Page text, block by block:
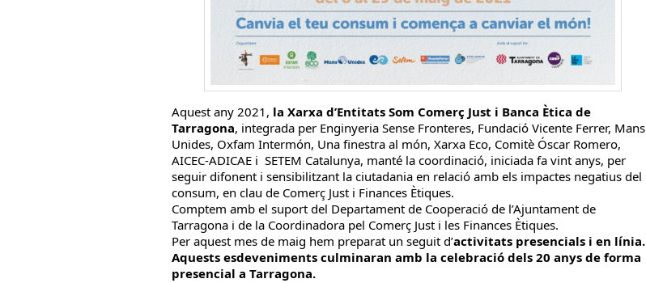
Aquest any 2021, la Xarxa d’Entitats Som Comerç Just i Banca Ètica de
Tarragona, integrada per Enginyeria Sense Fronteres, Fundació Vicente Ferrer, Mans
Unides, Oxfam Intermón, Una finestra al món, Xarxa Eco, Comitè Óscar Romero,
AICEC-ADICAE i SETEM Catalunya, manté la coordinació, iniciada fa vint anys, per
seguir difonent i sensibilitzant la ciutadania en relació amb els impactes negatius del
consum, en clau de Comerç Just i Finances Ètiques.
Comptem amb el suport del Departament de Cooperació de l’Ajuntament de
Tarragona i de la Coordinadora pel Comerç Just i les Finances Ètiques.
Per aquest mes de maig hem preparat un seguit d’activitats presencials i en línia.
Aquests esdeveniments culminaran amb la celebració dels 20 anys de forma
presencial a Tarragona.